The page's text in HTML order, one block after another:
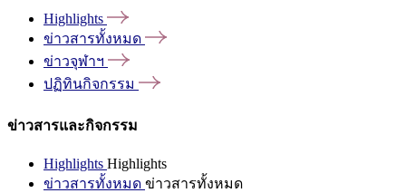
Highlights
ข่าวสารทั้งหมด
ข่าวจุฬาฯ
ปฏิทินกิจกรรม
ข่าวสารและกิจกรรม
Highlights Highlights
ข่าวสารทั้งหมด ข่าวสารทั้งหมด